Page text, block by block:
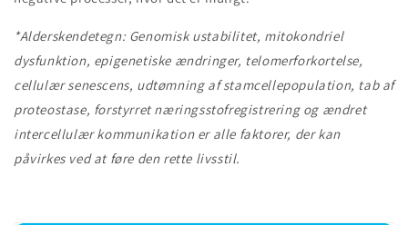
*Alderskendetegn: Genomisk ustabilitet, mitokondriel
dysfunktion, epigenetiske ændringer, telomerforkortelse,
cellulær senescens, udtømning af stamcellepopulation, tab af
proteostase, forstyrret næringsstofregistrering og ændret
intercellulær kommunikation er alle faktorer, der kan
påvirkes ved at føre den rette livsstil.